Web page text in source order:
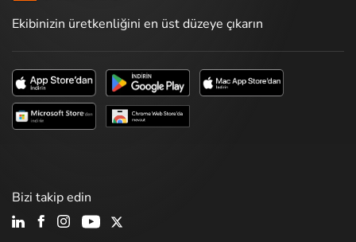
Ekibinizin üretkenliğini en üst düzeye çıkarın
Bizi takip edin